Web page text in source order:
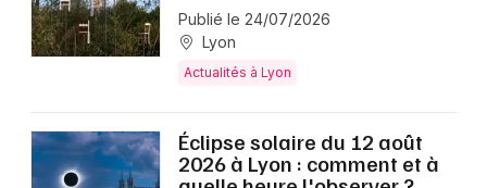
Publié le 24/07/2026
Lyon
Actualités à Lyon
Éclipse solaire du 12 août
2026 à Lyon : comment et à